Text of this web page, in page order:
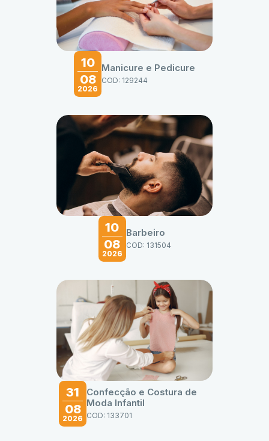
10
08
2026
Manicure e Pedicure
COD: 129244
10
08
2026
Barbeiro
COD: 131504
31
08
2026
Confecção e Costura de
Moda Infantil
COD: 133701